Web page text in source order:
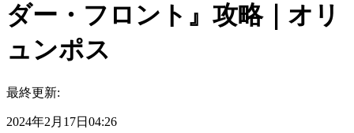
ダー・フロント』攻略｜オリ
ュンポス
最終更新:
2024年2月17日04:26